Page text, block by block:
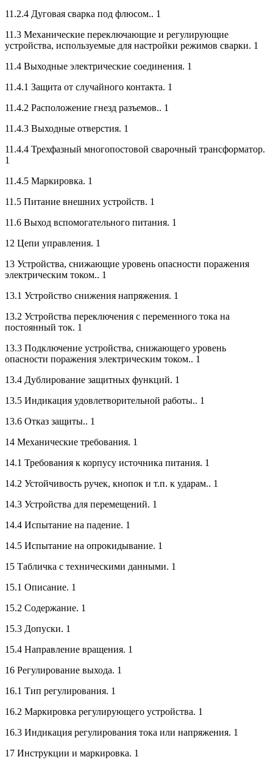
11.2.4 Дуговая сварка под флюсом.. 1
11.3 Механические переключающие и регулирующие
устройства, используемые для настройки режимов сварки. 1
11.4 Выходные электрические соединения. 1
11.4.1 Защита от случайного контакта. 1
11.4.2 Расположение гнезд разъемов.. 1
11.4.3 Выходные отверстия. 1
11.4.4 Трехфазный многопостовой сварочный трансформатор.
1
11.4.5 Маркировка. 1
11.5 Питание внешних устройств. 1
11.6 Выход вспомогательного питания. 1
12 Цепи управления. 1
13 Устройства, снижающие уровень опасности поражения
электрическим током.. 1
13.1 Устройство снижения напряжения. 1
13.2 Устройства переключения с переменного тока на
постоянный ток. 1
13.3 Подключение устройства, снижающего уровень
опасности поражения электрическим током.. 1
13.4 Дублирование защитных функций. 1
13.5 Индикация удовлетворительной работы.. 1
13.6 Отказ защиты.. 1
14 Механические требования. 1
14.1 Требования к корпусу источника питания. 1
14.2 Устойчивость ручек, кнопок и т.п. к ударам.. 1
14.3 Устройства для перемещений. 1
14.4 Испытание на падение. 1
14.5 Испытание на опрокидывание. 1
15 Табличка с техническими данными. 1
15.1 Описание. 1
15.2 Содержание. 1
15.3 Допуски. 1
15.4 Направление вращения. 1
16 Регулирование выхода. 1
16.1 Тип регулирования. 1
16.2 Маркировка регулирующего устройства. 1
16.3 Индикация регулирования тока или напряжения. 1
17 Инструкции и маркировка. 1